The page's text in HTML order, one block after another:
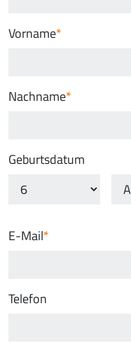
Vorname
Nachname
Geburtsdatum
E-Mail
Telefon